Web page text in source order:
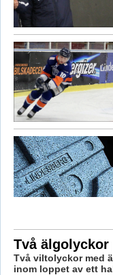
Två älgolyckor
Två viltolyckor med
inom loppet av ett